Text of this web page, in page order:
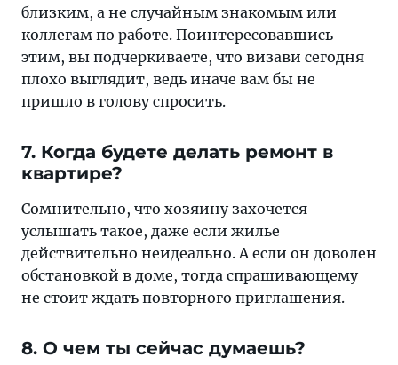
близким, а не случайным знакомым или
коллегам по работе. Поинтересовавшись
этим, вы подчеркиваете, что визави сегодня
плохо выглядит, ведь иначе вам бы не
пришло в голову спросить.
7. Когда будете делать ремонт в
квартире?
Сомнительно, что хозяину захочется
услышать такое, даже если жилье
действительно неидеально. А если он доволен
обстановкой в доме, тогда спрашивающему
не стоит ждать повторного приглашения.
8. О чем ты сейчас думаешь?